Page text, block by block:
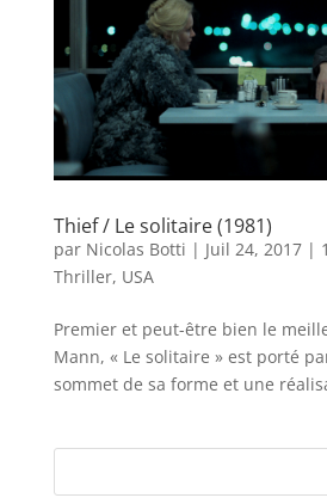
Thief / Le solitaire (1981)
par Nicolas Botti | Juil 24, 2017|
Thriller, USA
Premier et peut-être bien le
Mann, « Le solitaire » est porté
sommet de sa forme et une